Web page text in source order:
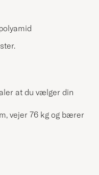
at du vælger din
vejer 76 kg og bærer